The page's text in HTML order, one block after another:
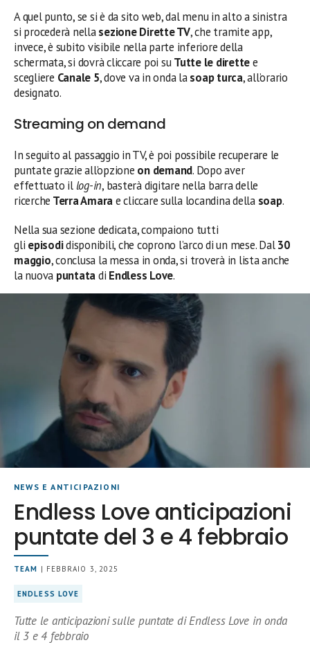
A quel punto, se si è da sito web, dal menu in alto a sinistra
si procederà nellasezione Dirette TV, che tramite app,
invece, è subito visibile nella parte inferiore della
schermata, si dovrà cliccare poi suTutte le direttee
scegliere Canale 5, dove va in onda lasoap turca, all’orario
designato.
Streaming on demand
In seguito al passaggio in TV, è poi possibile recuperare le
puntate grazie all’opzione on demand. Dopo aver
effettuato illog-in, basterà digitare nella barra delle
ricerche Terra Amarae cliccare sulla locandina della soap.
Nella sua sezione dedicata, compaiono tutti
gli episodidisponibili, che coprono l’arco di un mese. Dal30
maggio, conclusa la messa in onda, si troverà in lista anche
la nuova puntatadi Endless Love.
NEWS E ANTICIPAZIONI
Endless Love anticipazioni
puntate del 3 e 4 febbraio
TEAM | FEBBRAIO 3, 2025
ENDLESS LOVE
Tutte le anticipazioni sulle puntate di Endless Love in onda
il 3 e 4 febbraio